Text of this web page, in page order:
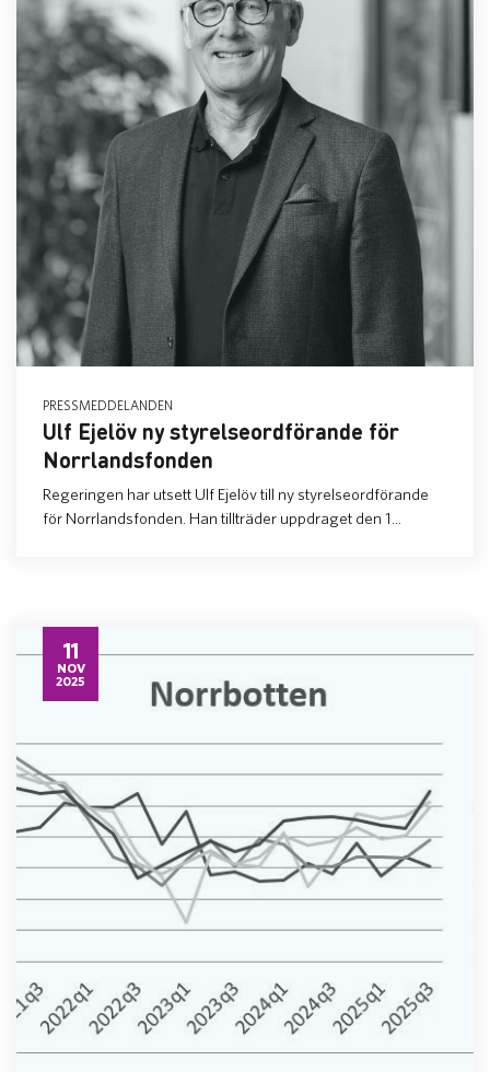
PRESSMEDDELANDEN
Ulf Ejelöv ny styrelseordförande för
Norrlandsfonden
Regeringen har utsett Ulf Ejelöv till ny styrelseordförande
för Norrlandsfonden. Han tillträder uppdraget den 1...
11
NOV
2025